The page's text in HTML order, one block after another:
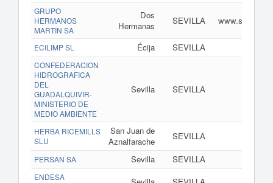
GRUPO
HERMANOS
MARTIN SA
Dos
Hermanas
SEVILLA
ECILIMP SL Écija SEVILLA
CONFEDERACION
HIDROGRAFICA
DEL
GUADALQUIVIR-
MINISTERIO DE
MEDIO AMBIENTE
Sevilla SEVILLA
HERBA RICEMILLS
SLU
San Juan de
Aznalfarache
SEVILLA
PERSAN SA Sevilla SEVILLA
ENDESA